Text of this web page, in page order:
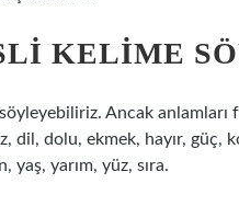
KELIME
Ancak anlamları
dil, dolu, ekmek, hayır, güç,
yaş, yarım, yüz, sıra.